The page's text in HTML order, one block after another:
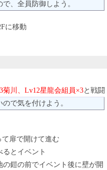
、全員防御しよう。
に移動
菊川、Lv12星龍会組員×3と戦闘
で気を付けよう。
て扉で開けて進む
るとイベント
の鎧の前でイベント後に壁が開